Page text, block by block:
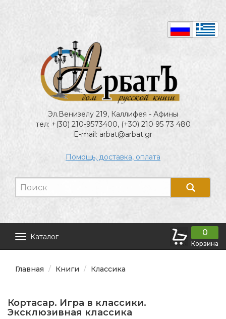
Эл.Венизелу 219, Каллифея - Афины
тел: +(30) 210-9573400, (+30) 210 95 73 480
E-mail: arbat@arbat.gr
Помощь, доставка, оплата
Каталог 0
Корзина
Главная Книги Классика
Кортасар. Игра в классики.
Эксклюзивная классика